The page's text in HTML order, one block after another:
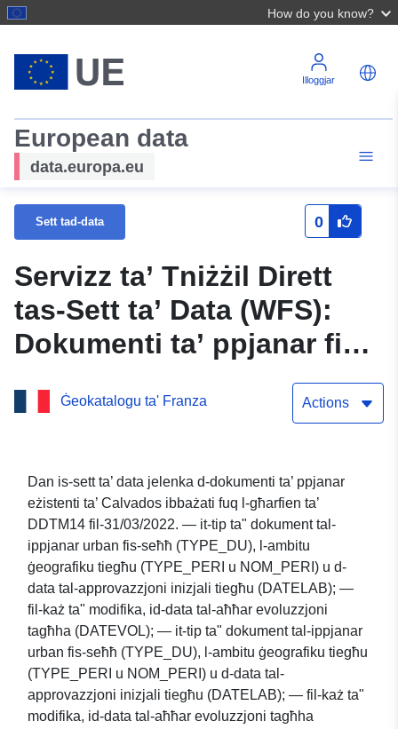
How do you know?
Illoggjar
European data
data.europa.eu
Sett tad-data 0
Servizz ta’ Tniżżil Dirett
tas-Sett ta’ Data (WFS):
Dokumenti ta’ ppjanar fis-
seħħ fil-Calvados fil-
31/03/2022
Ġeokatalogu ta' Franza Actions
Dan is-sett ta’ data jelenka d-dokumenti ta’ ppjanar
eżistenti ta’ Calvados ibbażati fuq l-għarfien ta’
DDTM14 fil-31/03/2022. — it-tip ta" dokument tal-
ippjanar urban fis-seħħ (TYPE_DU), l-ambitu
ġeografiku tiegħu (TYPE_PERI u NOM_PERI) u d-
data tal-approvazzjoni inizjali tiegħu (DATELAB); —
fil-każ ta" modifika, id-data tal-aħħar evoluzzjoni
tagħha (DATEVOL); — it-tip ta" dokument tal-ippjanar
urban fis-seħħ (TYPE_DU), l-ambitu ġeografiku tiegħu
(TYPE_PERI u NOM_PERI) u d-data tal-
approvazzjoni inizjali tiegħu (DATELAB); — fil-każ ta"
modifika, id-data tal-aħħar evoluzzjoni tagħha